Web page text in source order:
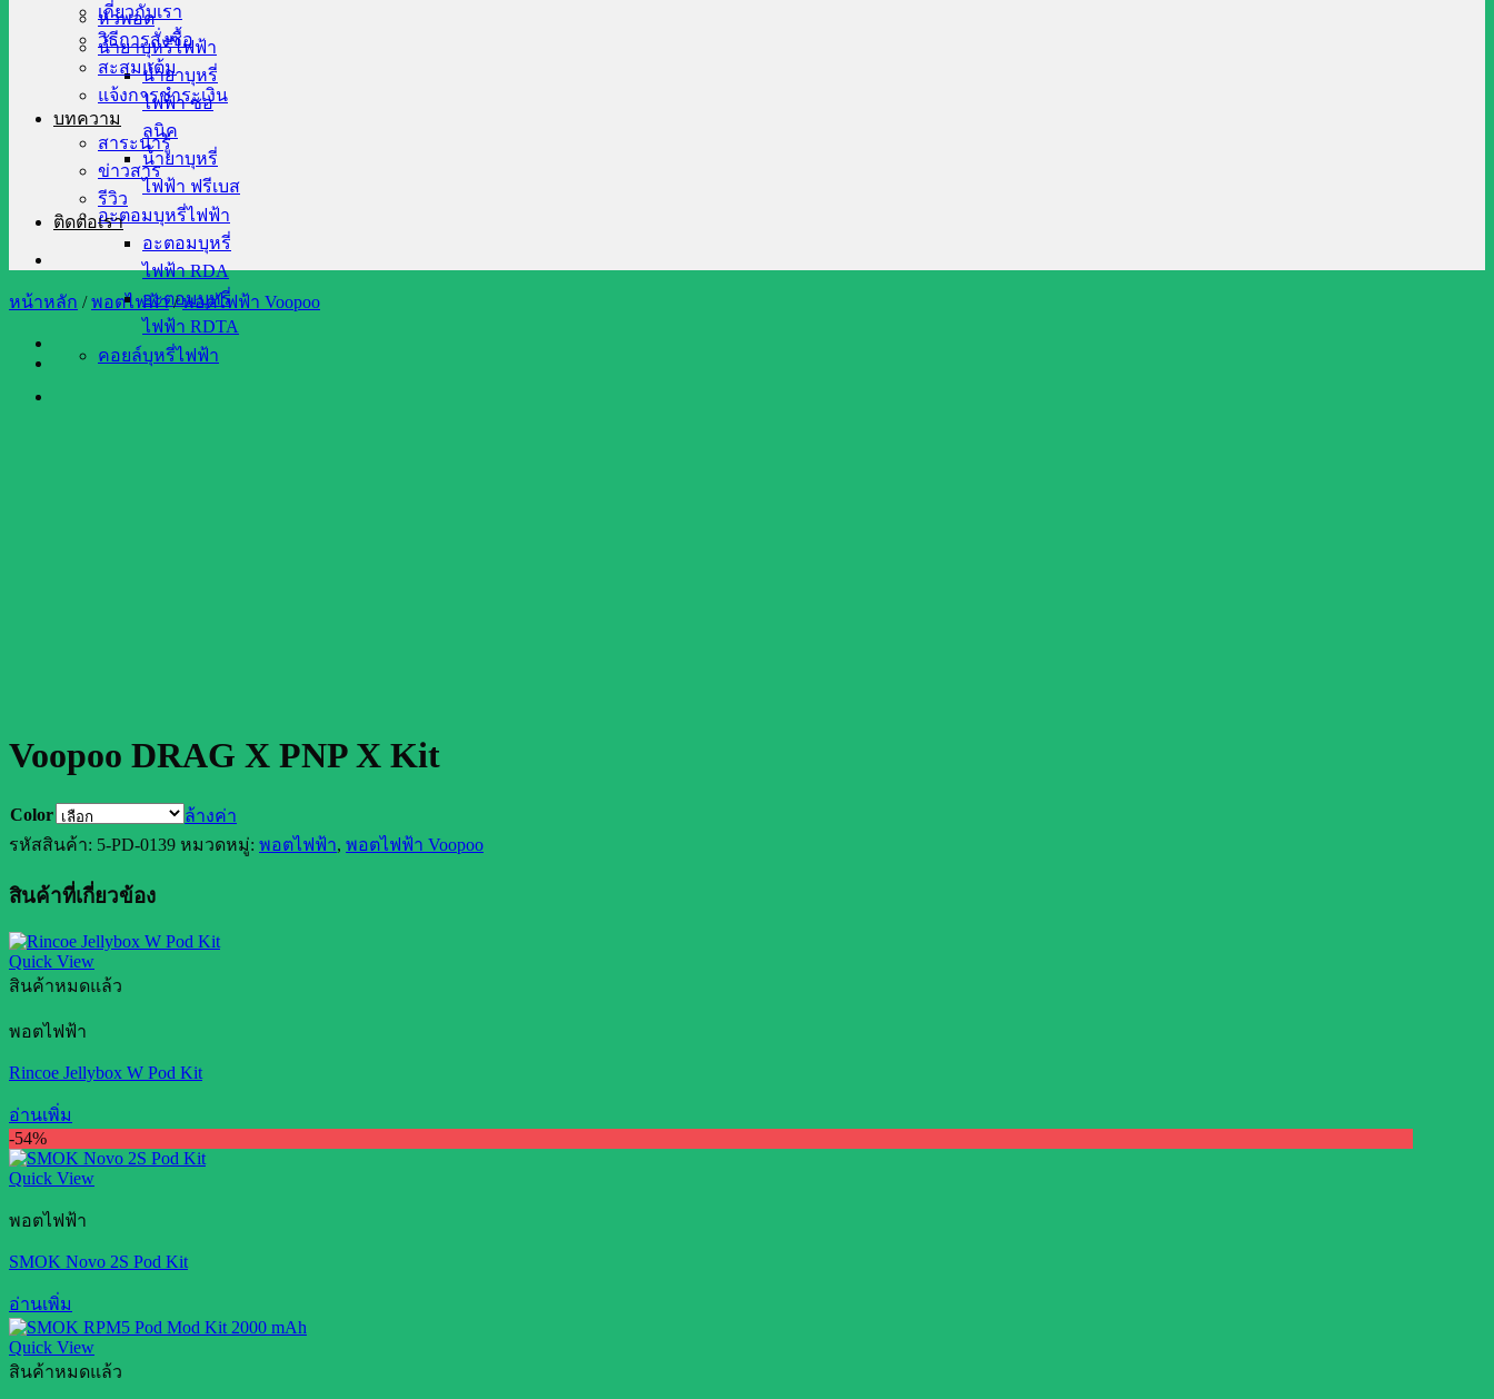
หัวพอต
น้ำยาบุหรี่ไฟฟ้า
น้ำยาบุหรี่
ไฟฟ้า ซอ
ลนิค
น้ำยาบุหรี่
ไฟฟ้า ฟรีเบส
อะตอมบุหรี่ไฟฟ้า
อะตอมบุหรี่
ไฟฟ้า RDA
อะตอมบุหรี่
ไฟฟ้า RDTA
คอยล์บุหรี่ไฟฟ้า
เกี่ยวกับเรา
วิธีการสั่งซื้อ
สะสมแต้ม
แจ้งการชำระเงิน
บทความ
สาระน่ารู้
ข่าวสาร
รีวิว
ติดต่อเรา
หน้าหลัก / พอตไฟฟ้า / พอตไฟฟ้า Voopoo
Voopoo DRAG X PNP X Kit
Color
ล้างค่า
รหัสสินค้า: 5-PD-0139 หมวดหมู่: พอตไฟฟ้า, พอตไฟฟ้า Voopoo
สินค้าที่เกี่ยวข้อง
Quick View
สินค้าหมดแล้ว
พอตไฟฟ้า
Rincoe Jellybox W Pod Kit
อ่านเพิ่ม
-54%
Quick View
พอตไฟฟ้า
SMOK Novo 2S Pod Kit
อ่านเพิ่ม
Quick View
สินค้าหมดแล้ว